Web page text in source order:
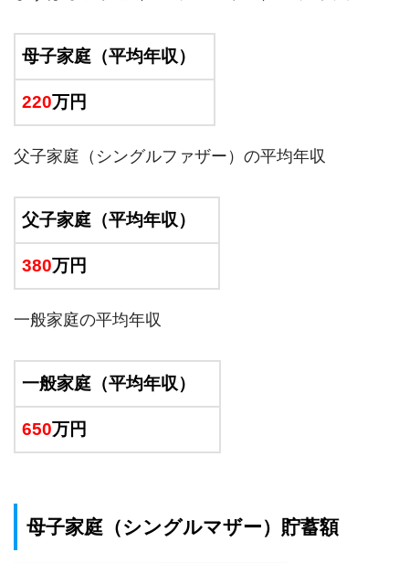
母子家庭（平均年収）
220万円
父子家庭（シングルファザー）の平均年収
父子家庭（平均年収）
380万円
一般家庭の平均年収
一般家庭（平均年収）
650万円
母子家庭（シングルマザー）貯蓄額